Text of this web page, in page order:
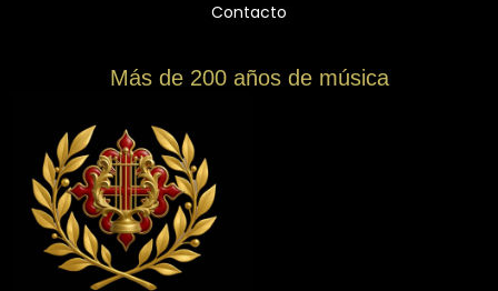
Contacto
Más de 200 años de música